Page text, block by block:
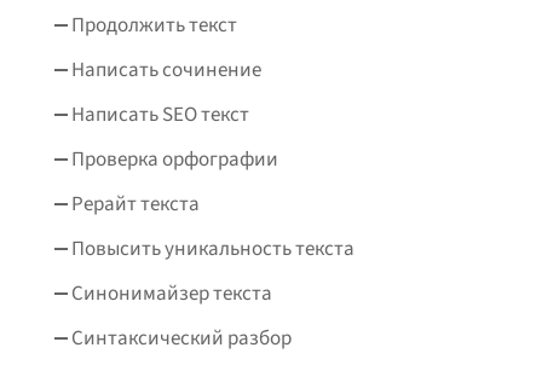
Продолжить текст
Написать сочинение
Написать SEO текст
Проверка орфографии
Рерайт текста
Повысить уникальность текста
Синонимайзер текста
Синтаксический разбор